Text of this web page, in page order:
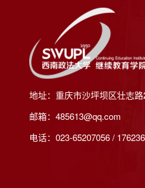
地址：重庆市沙坪坝区壮志
邮箱：485613@qq.com
电话：023-65207056 /